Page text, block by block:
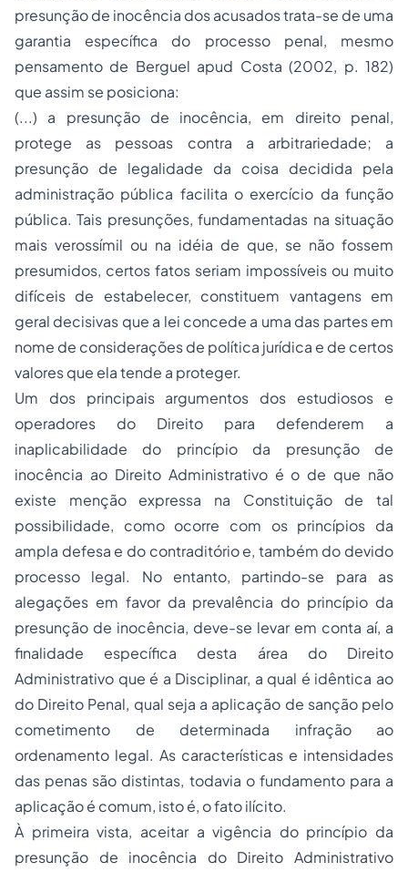
presunção de inocência dos acusados trata-se de uma
garantia específica do processo penal, mesmo
pensamento de Berguel apud Costa (2002, p. 182)
que assim se posiciona:
(...) a presunção de inocência, em direito penal,
protege as pessoas contra a arbitrariedade; a
presunção de legalidade da coisa decidida pela
administração pública facilita o exercício da função
pública. Tais presunções, fundamentadas na situação
mais verossímil ou na idéia de que, se não fossem
presumidos, certos fatos seriam impossíveis ou muito
difíceis de estabelecer, constituem vantagens em
geral decisivas que a lei concede a uma das partes em
nome de considerações de política jurídica e de certos
valores que ela tende a proteger.
Um dos principais argumentos dos estudiosos e
operadores do Direito para defenderem a
inaplicabilidade do princípio da presunção de
inocência ao Direito Administrativo é o de que não
existe menção expressa na Constituição de tal
possibilidade, como ocorre com os princípios da
ampla defesa e do contraditório e, também do devido
processo legal. No entanto, partindo-se para as
alegações em favor da prevalência do princípio da
presunção de inocência, deve-se levar em conta aí, a
finalidade específica desta área do Direito
Administrativo que é a Disciplinar, a qual é idêntica ao
do Direito Penal, qual seja a aplicação de sanção pelo
cometimento de determinada infração ao
ordenamento legal. As características e intensidades
das penas são distintas, todavia o fundamento para a
aplicação é comum, isto é, o fato ilícito.
À primeira vista, aceitar a vigência do princípio da
presunção de inocência do Direito Administrativo